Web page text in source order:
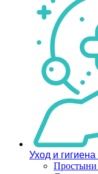
Уход и гигиена
Простыни